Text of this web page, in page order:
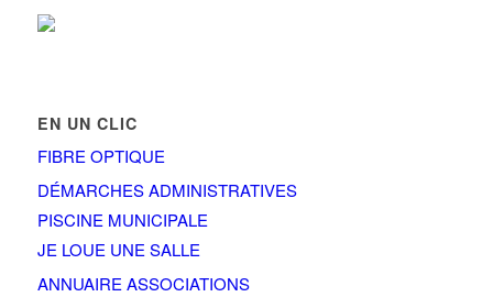
EN UN CLIC
FIBRE OPTIQUE
DÉMARCHES ADMINISTRATIVES
PISCINE MUNICIPALE
JE LOUE UNE SALLE
ANNUAIRE ASSOCIATIONS